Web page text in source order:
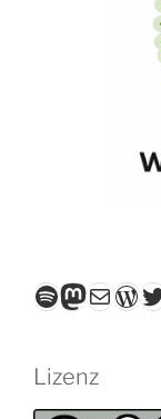
Spotify
E-Mail
Lizenz